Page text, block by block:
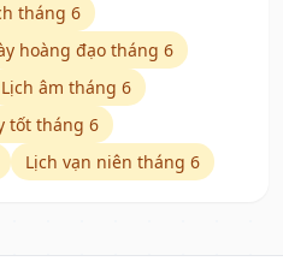
tháng 6
hoàng đạo tháng 6
Lịch âm tháng 6
tốt tháng 6
Lịch vạn niên tháng 6